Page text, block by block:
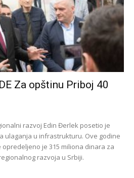
Za opštinu Priboj 40
razvoj Edin Đerlek posetio je
ulaganja u infrastrukturu. Ove godine
je 315 miliona dinara za
razvoja u Srbiji.